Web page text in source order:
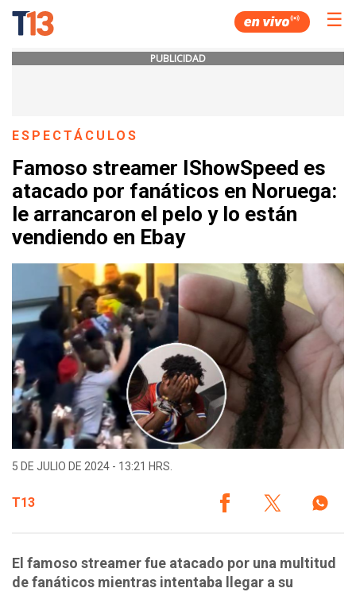
☰
PUBLICIDAD
ESPECTÁCULOS
Famoso streamer IShowSpeed es
atacado por fanáticos en Noruega:
le arrancaron el pelo y lo están
vendiendo en Ebay
5 DE JULIO DE 2024 - 13:21 HRS.
T13
El famoso streamer fue atacado por una multitud
de fanáticos mientras intentaba llegar a su